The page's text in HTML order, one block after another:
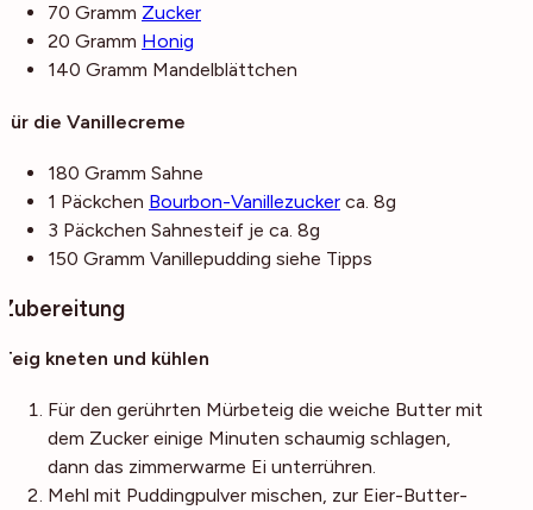
70 Gramm Zucker
20 Gramm Honig
140 Gramm Mandelblättchen
Für die Vanillecreme
180 Gramm Sahne
1 Päckchen Bourbon-Vanillezucker ca. 8g
3 Päckchen Sahnesteif je ca. 8g
150 Gramm Vanillepudding siehe Tipps
Zubereitung
Teig kneten und kühlen
Für den gerührten Mürbeteig die weiche Butter mit
dem Zucker einige Minuten schaumig schlagen,
dann das zimmerwarme Ei unterrühren.
Mehl mit Puddingpulver mischen, zur Eier-Butter-